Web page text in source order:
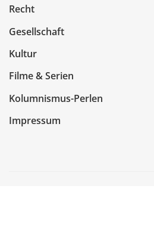
Recht
Gesellschaft
Kultur
Filme & Serien
Kolumnismus-Perlen
Impressum